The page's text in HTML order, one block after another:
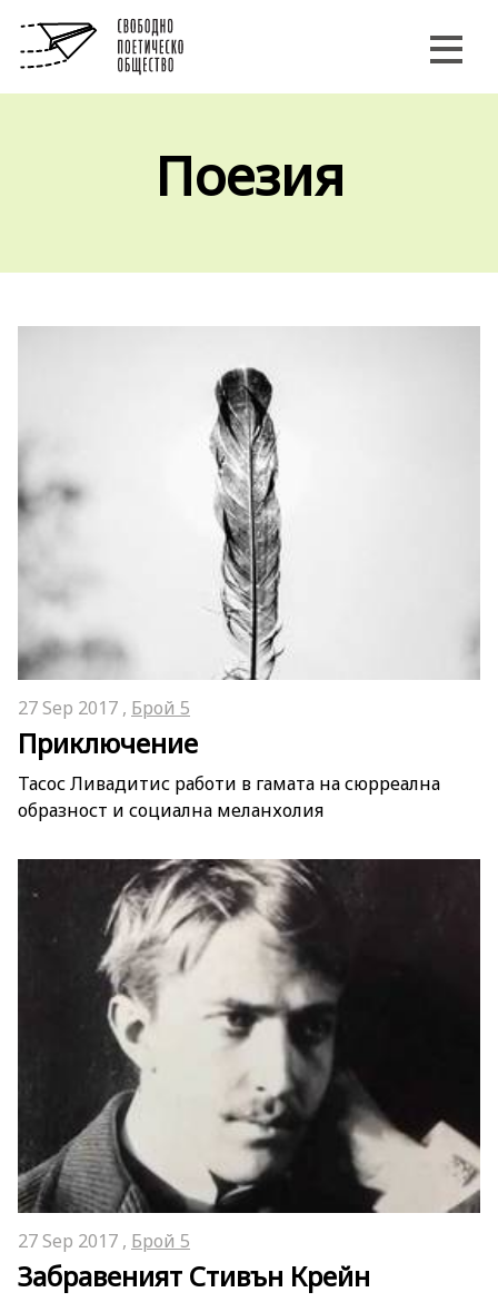
Поезия
27 Sep 2017 , Брой 5
Приключение
Тасос Ливадитис работи в гамата на сюрреална
образност и социална меланхолия
27 Sep 2017 , Брой 5
Забравеният Стивън Крейн